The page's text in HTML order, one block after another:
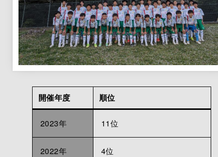
開催年度 順位
2023年 11位
2022年 4位